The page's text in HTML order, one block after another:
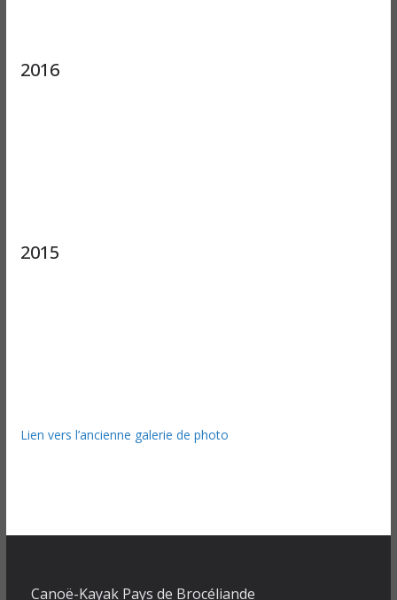
2016
2015
Lien vers l’ancienne galerie de photo
Canoë-Kayak Pays de Brocéliande